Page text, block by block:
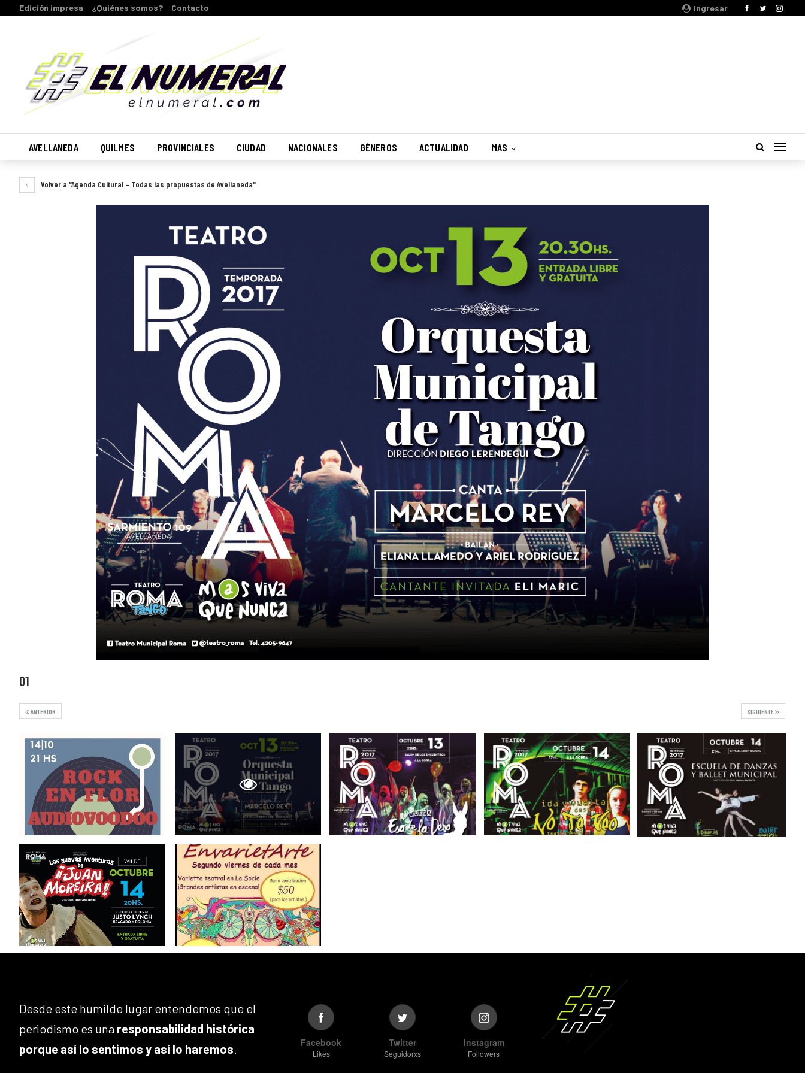
Ingresar
Edición impresa ¿Quiénes somos? Contacto
AVELLANEDA QUILMES PROVINCIALES CIUDAD NACIONALES GÉNEROS ACTUALIDAD MAS
Volver a "Agenda Cultural – Todas las propuestas de Avellaneda"
01
SIGUIENTE
ANTERIOR
Desde este humilde lugar entendemos que el
periodismo es una responsabilidad histórica
porque así lo sentimos y así lo haremos. Facebook
Likes
Twitter
Seguidorxs
Instagram
Followers